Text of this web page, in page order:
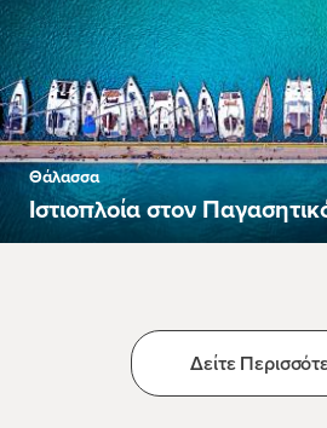
Θάλασσα
Ιστιοπλοία στον
Δείτε